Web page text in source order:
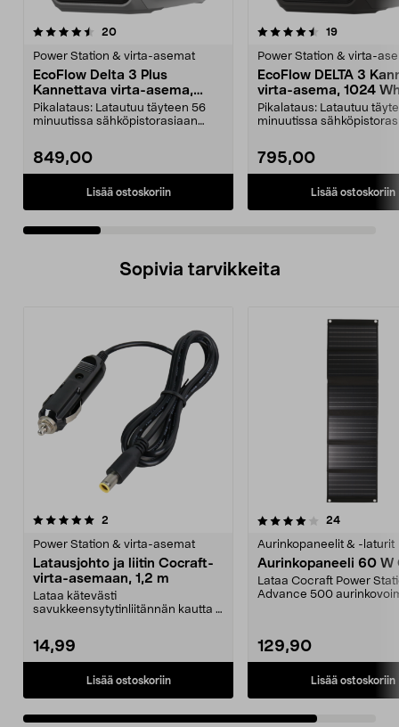
20arvostelut
Power Station & virta-asemat
EcoFlow Delta 3 Plus
Kannettava virta-asema,
1024 Wh
Pikalataus: Latautuu täyteen 56
minuutissa sähköpistorasiaan
849,00
Lisää ostoskoriin
4.5 viidestä
19arvostelut
Power Station & virta-
EcoFlow DELTA 3
virta-asema, 1024
Pikalataus: Latautuu
minuutissa
795,00
Lisää ostoskoriin
4.0 viidestä
Sopivia tarvikkeita
2
Power Station & virta-asemat
Latausjohto ja liitin Cocraft-
virta-asemaan, 1,2 m
Lataa kätevästi
savukkeensytytinliitännän kautta –
14,99
Lisää ostoskoriin
4.0viidestä
24arvostelut
Aurinkopaneelit & -laturit
Aurinkopaneeli 60 W
Lataa Cocraft Power
Advance 500
129,90
Lisää ostoskoriin